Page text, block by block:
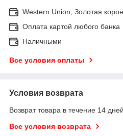
Western Union, Золотая
Оплата картой любого банка
Наличными
Все условия оплаты
Условия возврата
Возврат товара в течение 14
Все условия возврата